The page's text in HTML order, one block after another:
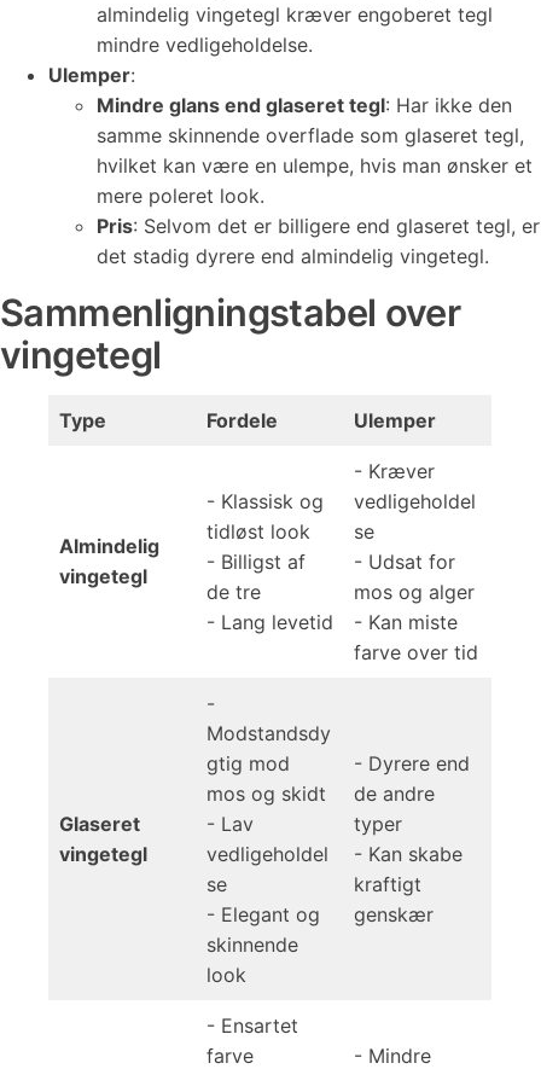
almindelig vingetegl kræver engoberet tegl
mindre vedligeholdelse.
Ulemper:
Mindre glans end glaseret tegl: Har ikke den
samme skinnende overflade som glaseret tegl,
hvilket kan være en ulempe, hvis man ønsker et
mere poleret look.
Pris: Selvom det er billigere end glaseret tegl, er
det stadig dyrere end almindelig vingetegl.
Sammenligningstabel over
vingetegl
Type Fordele Ulemper
Almindelig
vingetegl
- Klassisk og
tidløst look
- Billigst af
de tre
- Lang levetid
- Kræver
vedligeholdel
se
- Udsat for
mos og alger
- Kan miste
farve over tid
Glaseret
vingetegl
-
Modstandsdy
gtig mod
mos og skidt
- Lav
vedligeholdel
se
- Elegant og
skinnende
look
- Dyrere end
de andre
typer
- Kan skabe
kraftigt
genskær
- Ensartet
farve
- Mindre